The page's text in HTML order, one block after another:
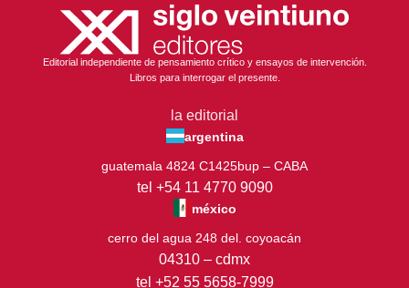
Editorial independiente de pensamiento crítico y ensayos de intervención.
Libros para interrogar el presente.
la editorial
argentina
guatemala 4824 C1425bup – CABA
tel +54 11 4770 9090
méxico
cerro del agua 248 del. coyoacán
04310 – cdmx
tel +52 55 5658-7999